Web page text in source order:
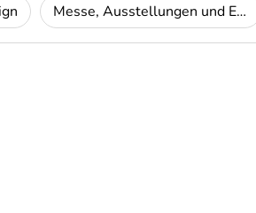
Messe, Ausstellungen und Events